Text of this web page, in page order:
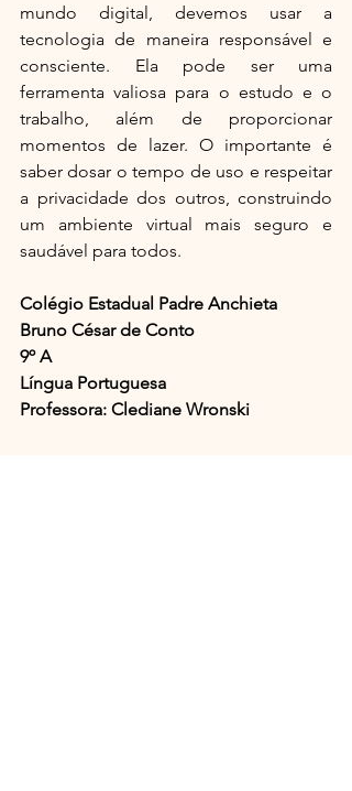
mundo digital, devemos usar a
tecnologia de maneira responsável e
consciente. Ela pode ser uma
ferramenta valiosa para o estudo e o
trabalho, além de proporcionar
momentos de lazer. O importante é
saber dosar o tempo de uso e respeitar
a privacidade dos outros, construindo
um ambiente virtual mais seguro e
saudável para todos.
Colégio Estadual Padre Anchieta
Bruno César de Conto
9º A
Língua Portuguesa
Professora: Clediane Wronski